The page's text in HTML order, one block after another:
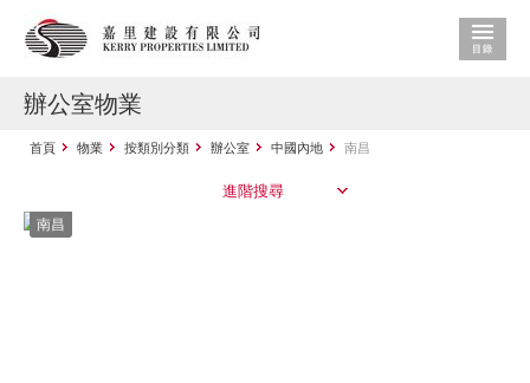
辦公室物業
首頁 物業 按類別分類 辦公室 中國內地 南昌
進階搜尋
南昌